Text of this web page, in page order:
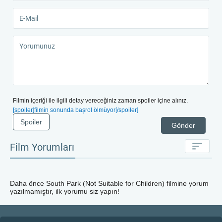
Filmin içeriği ile ilgili detay vereceğiniz zaman spoiler içine alınız.
[spoiler]filmin sonunda başrol ölmüyor[/spoiler]
Gönder
Spoiler
Film Yorumları
Daha önce South Park (Not Suitable for Children) filmine yorum
yazılmamıştır, ilk yorumu siz yapın!